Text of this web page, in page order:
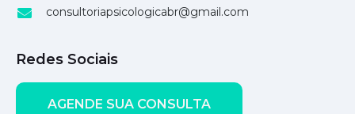
consultoriapsicologicabr@gmail.com
Redes Sociais
AGENDE SUA CONSULTA